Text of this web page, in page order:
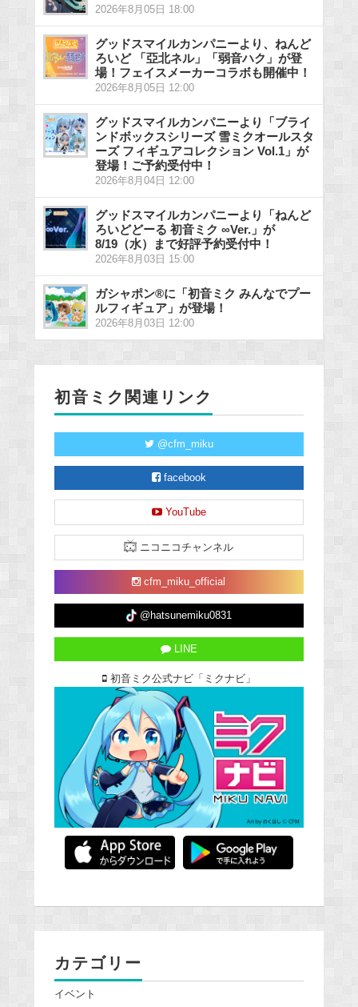
2026年8月05日 18:00
グッドスマイルカンパニーより、ねんど
ろいど 「亞北ネル」「弱音ハク」が登
場！フェイスメーカーコラボも開催中！
2026年8月05日 12:00
グッドスマイルカンパニーより「ブライ
ンドボックスシリーズ 雪ミクオールスタ
ーズ フィギュアコレクション Vol.1」が
登場！ご予約受付中！
2026年8月04日 12:00
グッドスマイルカンパニーより「ねんど
ろいどどーる 初音ミク ∞Ver.」が
8/19（水）まで好評予約受付中！
2026年8月03日 15:00
ガシャポン®に「初音ミク みんなでプー
ルフィギュア」が登場！
2026年8月03日 12:00
初音ミク関連リンク
@cfm_miku
facebook
YouTube
ニコニコチャンネル
cfm_miku_official
@hatsunemiku0831
LINE
初音ミク公式ナビ「ミクナビ」
カテゴリー
イベント